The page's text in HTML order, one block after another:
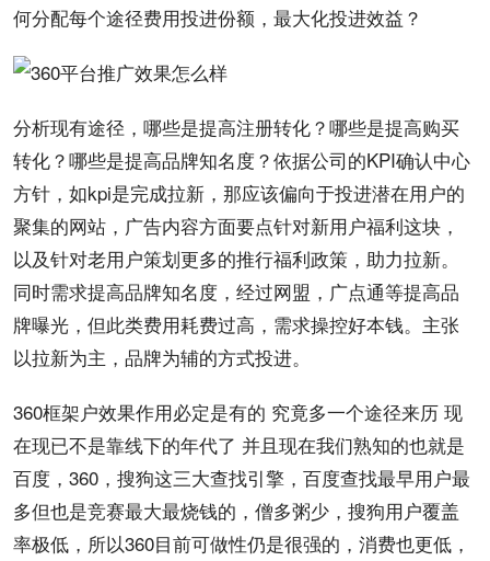
何分配每个途径费用投进份额，最大化投进效益？
分析现有途径，哪些是提高注册转化？哪些是提高购买
转化？哪些是提高品牌知名度？依据公司的KPI确认中心
方针，如kpi是完成拉新，那应该偏向于投进潜在用户的
聚集的网站，广告内容方面要点针对新用户福利这块，
以及针对老用户策划更多的推行福利政策 ，助力拉新。
同时需求提高品牌知名度，经过网盟， 广点通等提高品
牌曝光，但此类费用耗费过高，需求操控好本钱。主张
以拉新为主，品牌为辅的方式投进。
360框架户效果作用必定是有的 究竟多一个途径来历 现
在现已不是靠线下的年代了 并且现在我们熟知的也就是
百度，360， 搜狗这三大查找引擎，百度查找最早用户最
多但也是竞赛最大最烧钱的，僧多粥少，搜狗用户覆盖
率极低，所以360目前可做性仍是很强的，消费也更低，